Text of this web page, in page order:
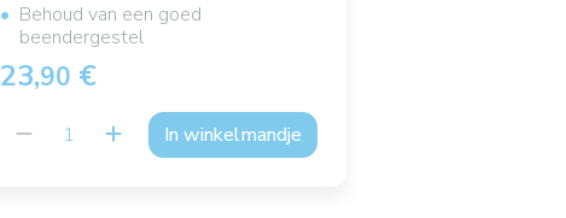
Behoud van een goed
beendergestel
23,90 €
In winkelmandje